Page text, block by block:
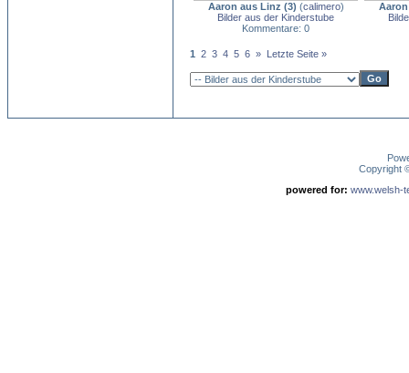
Aaron aus Linz (3) (calimero)
Bilder aus der Kinderstube
Kommentare: 0
1 2 3 4 5 6 » Letzte Seite »
Copyright
powered for: www.welsh-